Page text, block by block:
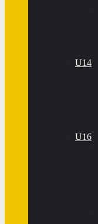
U14
U16